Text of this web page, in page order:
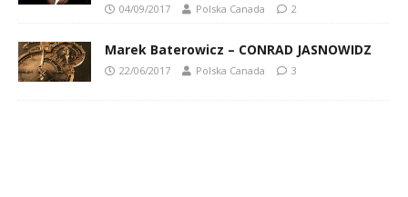
04/09/2017 Polska Canada 2
Marek Baterowicz – CONRAD JASNOWIDZ
22/06/2017 Polska Canada 3